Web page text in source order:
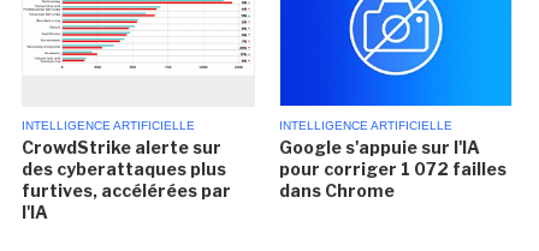
INTELLIGENCE ARTIFICIELLE
CrowdStrike alerte sur
des cyberattaques plus
furtives, accélérées par
l'IA
INTELLIGENCE ARTIFICIELLE
Google s'appuie sur l'IA
pour corriger 1 072 failles
dans Chrome